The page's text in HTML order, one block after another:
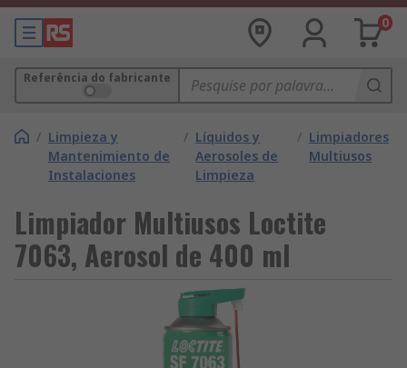
0
Referência do fabricante
/ Limpieza y
Mantenimiento de
Instalaciones
/ Líquidos y
Aerosoles de
Limpieza
/ Limpiadores
Multiusos
Limpiador Multiusos Loctite
7063, Aerosol de 400 ml